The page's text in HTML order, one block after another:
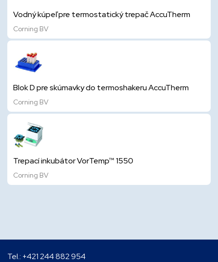
Vodný kúpeľ pre termostatický trepač AccuTherm
Corning BV
Blok D pre skúmavky do termoshakeru AccuTherm
Corning BV
Trepací inkubátor VorTemp™ 1550
Corning BV
Tel.: +421 244 882 954